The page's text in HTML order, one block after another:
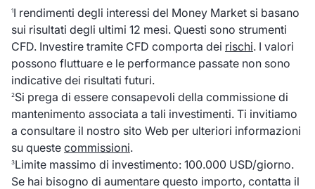
1I rendimenti degli interessi del Money Market si basano
sui risultati degli ultimi 12 mesi. Questi sono strumenti
CFD. Investire tramite CFD comporta dei rischi. I valori
possono fluttuare e le performance passate non sono
indicative dei risultati futuri.
2Si prega di essere consapevoli della commissione di
mantenimento associata a tali investimenti. Ti invitiamo
a consultare il nostro sito Web per ulteriori informazioni
su queste commissioni.
3Limite massimo di investimento: 100.000 USD/giorno.
Se hai bisogno di aumentare questo importo, contatta il